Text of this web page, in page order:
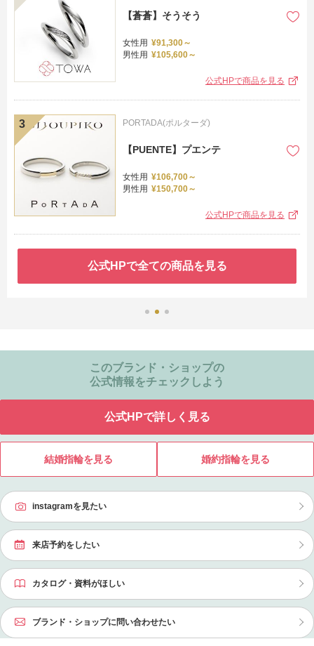
【蒼蒼】そうそう
女性用 ¥91,300～
男性用 ¥105,600～
公式HPで商品を見る
PORTADA(ポルターダ)
【PUENTE】プエンテ
女性用 ¥106,700～
男性用 ¥150,700～
公式HPで商品を見る
公式HPで全ての商品を見る
このブランド・ショップの
公式情報をチェックしよう
公式HPで詳しく見る
結婚指輪を見る 婚約指輪を見る
instagramを見たい
来店予約をしたい
カタログ・資料がほしい
ブランド・ショップに問い合わせたい